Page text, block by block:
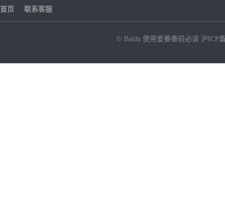
首页 联系客服
© Baidu 使用爱番番前必读 沪ICP